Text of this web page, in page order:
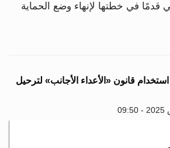
قدمًا في خطتها لإنهاء وضع الحماية
قانون «الأعداء الأجانب» لترحيل